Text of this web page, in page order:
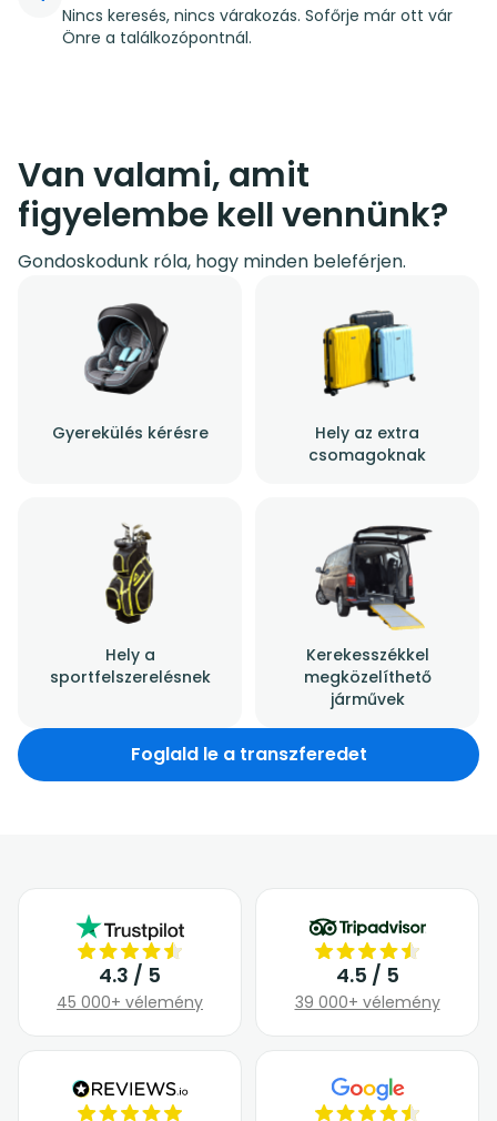
Nincs keresés, nincs várakozás. Sofőrje már ott vár
Önre a találkozópontnál.
Van valami, amit
figyelembe kell vennünk?
Gondoskodunk róla, hogy minden beleférjen.
Gyerekülés kérésre
Hely az extra
csomagoknak
Hely a
sportfelszerelésnek
Kerekesszékkel
megközelíthető
járművek
Foglald le a transzferedet
4.3 / 5
45 000+ vélemény
4.5 / 5
39 000+ vélemény